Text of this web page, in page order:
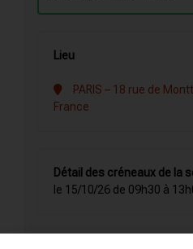
Lieu
France
Détail des créneaux de la
le 15/10/26 de 09h30 à